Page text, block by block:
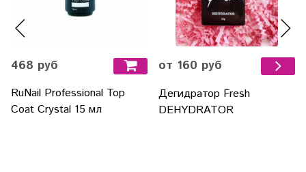
468 руб
RuNail Professional Top
Coat Crystal 15 мл
от 160 руб
Дегидратор Fresh
DEHYDRATOR